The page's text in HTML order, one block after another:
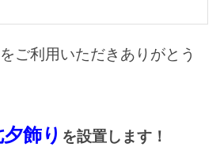
ご利用いただきありがとう
飾り を設置します！